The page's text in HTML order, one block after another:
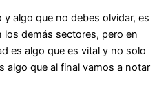
algo que no debes olvidar, es
los demás sectores, pero en
es algo que es vital y no solo
algo que al final vamos a notar